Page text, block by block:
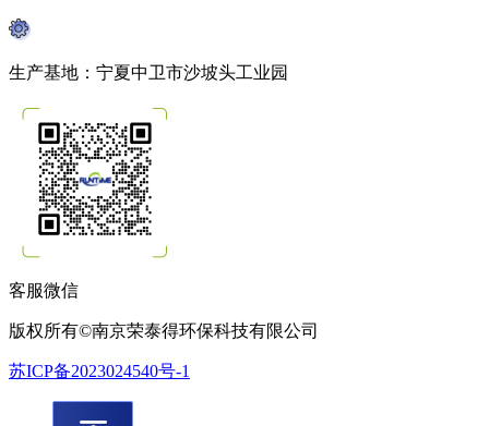
生产基地：宁夏中卫市沙坡头工业园
客服微信
版权所有©南京荣泰得环保科技有限公司
苏ICP备2023024540号-1